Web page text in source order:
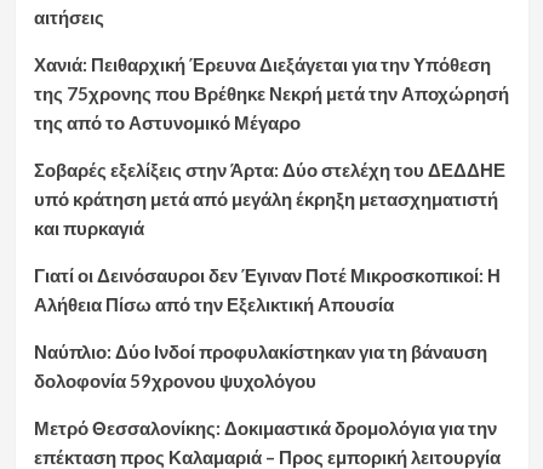
αιτήσεις
Χανιά: Πειθαρχική Έρευνα Διεξάγεται για την Υπόθεση
της 75χρονης που Βρέθηκε Νεκρή μετά την Αποχώρησή
της από το Αστυνομικό Μέγαρο
Σοβαρές εξελίξεις στην Άρτα: Δύο στελέχη του ΔΕΔΔΗΕ
υπό κράτηση μετά από μεγάλη έκρηξη μετασχηματιστή
και πυρκαγιά
Γιατί οι Δεινόσαυροι δεν Έγιναν Ποτέ Μικροσκοπικοί: Η
Αλήθεια Πίσω από την Εξελικτική Απουσία
Ναύπλιο: Δύο Ινδοί προφυλακίστηκαν για τη βάναυση
δολοφονία 59χρονου ψυχολόγου
Μετρό Θεσσαλονίκης: Δοκιμαστικά δρομολόγια για την
επέκταση προς Καλαμαριά – Προς εμπορική λειτουργία